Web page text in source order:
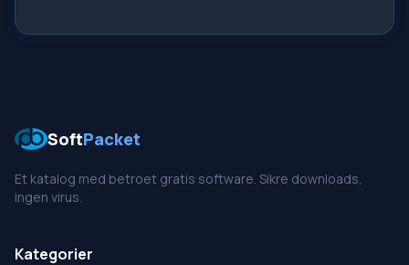
SoftPacket
Et katalog med betroet gratis software. Sikre downloads,
ingen virus.
Kategorier